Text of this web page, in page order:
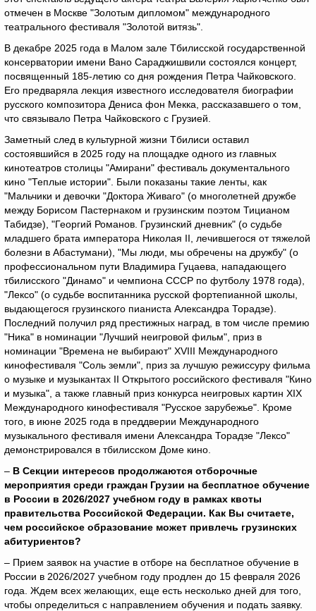
отмечен в Москве "Золотым дипломом" международного
театрального фестиваля "Золотой витязь".
В декабре 2025 года в Малом зале Тбилисской государственной
консерватории имени Вано Сараджишвили состоялся концерт,
посвященный 185-летию со дня рождения Петра Чайковского.
Его предваряла лекция известного исследователя биографии
русского композитора Дениса фон Мекка, рассказавшего о том,
что связывало Петра Чайковского с Грузией.
Заметный след в культурной жизни Тбилиси оставил
состоявшийся в 2025 году на площадке одного из главных
кинотеатров столицы "Амирани" фестиваль документального
кино "Теплые истории". Были показаны такие ленты, как
"Мальчики и девочки "Доктора Живаго" (о многолетней дружбе
между Борисом Пастернаком и грузинским поэтом Тицианом
Табидзе), "Георгий Романов. Грузинский дневник" (о судьбе
младшего брата императора Николая II, лечившегося от тяжелой
болезни в Абастумани), "Мы люди, мы обречены на дружбу" (о
профессиональном пути Владимира Гуцаева, нападающего
тбилисского "Динамо" и чемпиона СССР по футболу 1978 года),
"Лексо" (о судьбе воспитанника русской фортепианной школы,
выдающегося грузинского пианиста Александра Торадзе).
Последний получил ряд престижных наград, в том числе премию
"Ника" в номинации "Лучший неигровой фильм", приз в
номинации "Времена не выбирают" XVIII Международного
кинофестиваля "Соль земли", приз за лучшую режиссуру фильма
о музыке и музыкантах II Открытого российского фестиваля "Кино
и музыка", а также главный приз конкурса неигровых картин XIX
Международного кинофестиваля "Русское зарубежье". Кроме
того, в июне 2025 года в преддверии Международного
музыкального фестиваля имени Александра Торадзе "Лексо"
демонстрировался в тбилисском Доме кино.
– В Секции интересов продолжаются отборочные
мероприятия среди граждан Грузии на бесплатное обучение
в России в 2026/2027 учебном году в рамках квоты
правительства Российской Федерации. Как Вы считаете,
чем российское образование может привлечь грузинских
абитуриентов?
– Прием заявок на участие в отборе на бесплатное обучение в
России в 2026/2027 учебном году продлен до 15 февраля 2026
года. Ждем всех желающих, еще есть несколько дней для того,
чтобы определиться с направлением обучения и подать заявку.